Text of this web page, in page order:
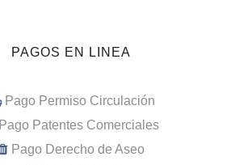
PAGOS EN LINEA
Pago Permiso Circulación
Pago Patentes Comerciales
Pago Derecho de Aseo